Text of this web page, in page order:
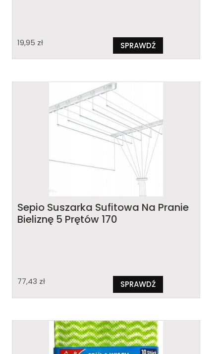
19,95 zł SPRAWDŹ
Sepio Suszarka Sufitowa Na Pranie
Bieliznę 5 Prętów 170
77,43 zł SPRAWDŹ